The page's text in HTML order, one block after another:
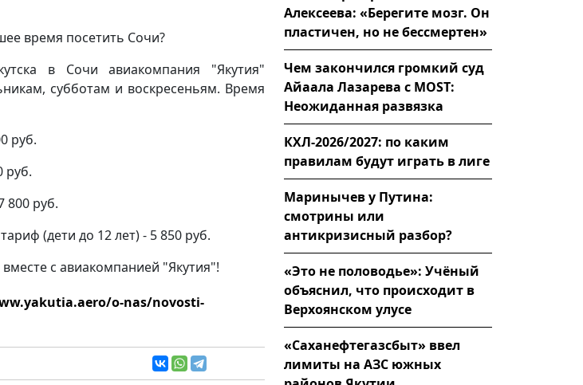
время посетить Сочи?
в Сочи авиакомпания "Якутия"
субботам и воскресеньям. Время
руб.
руб.
800 руб.
(дети до 12 лет) - 5 850 руб.
с авиакомпанией "Якутия"!
o-nas/novosti-
Алексеева: «Берегите мозг. Он
пластичен, но не бессмертен»
Чем закончился громкий суд
Айаала Лазарева с MOST:
Неожиданная развязка
КХЛ-2026/2027: по каким
правилам будут играть в лиге
Маринычев у Путина:
смотрины или
антикризисный разбор?
«Это не половодье»: Учёный
объяснил, что происходит в
Верхоянском улусе
«Саханефтегазсбыт» ввел
лимиты на АЗС южных